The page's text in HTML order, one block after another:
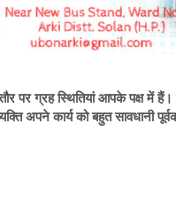
पर ग्रह स्थितियां आपके पक्ष में
अपने कार्य को बहुत सावधानी